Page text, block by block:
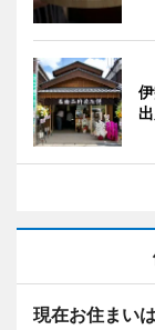
現在お住まい